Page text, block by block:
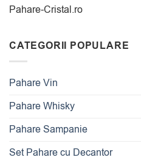
Pahare-Cristal.ro
CATEGORII POPULARE
Pahare Vin
Pahare Whisky
Pahare Sampanie
Set Pahare cu Decantor